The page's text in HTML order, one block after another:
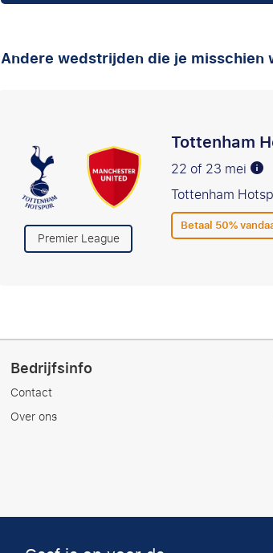
Andere wedstrijden die je misschien
Premier League
Tottenham
22 of 23 mei
Tottenham
Betaal 50%
Bedrijfsinfo
Contact
Over ons